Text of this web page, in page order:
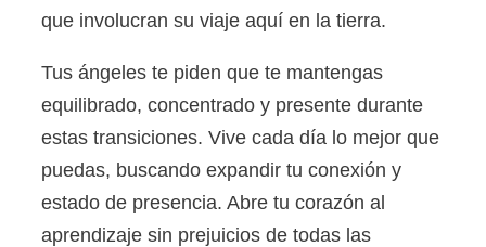
que involucran su viaje aquí en la tierra.
Tus ángeles te piden que te mantengas
equilibrado, concentrado y presente durante
estas transiciones. Vive cada día lo mejor que
puedas, buscando expandir tu conexión y
estado de presencia. Abre tu corazón al
aprendizaje sin prejuicios de todas las